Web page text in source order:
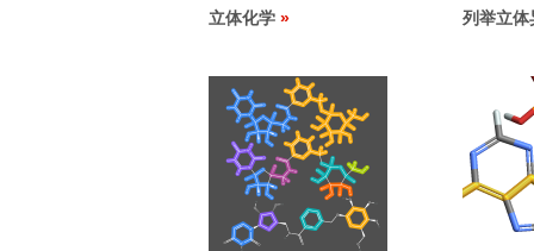
立体化学 列举立体